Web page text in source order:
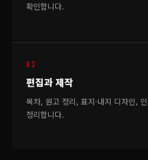
확인합니다.
03
편집과 제작
목차, 원고 정리, 표지·내지 디자인,
정리합니다.